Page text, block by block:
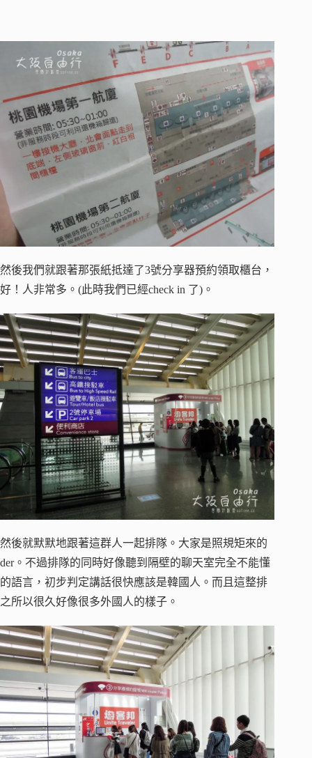
然後我們就跟著那張紙抵達了3號分享器預約領取櫃台，
好！人非常多。(此時我們已經check in 了)。
然後就默默地跟著這群人一起排隊。大家是照規矩來的
der。不過排隊的同時好像聽到隔壁的聊天室完全不能懂
的語言，初步判定講話很快應該是韓國人。而且這整排
之所以很久好像很多外國人的樣子。